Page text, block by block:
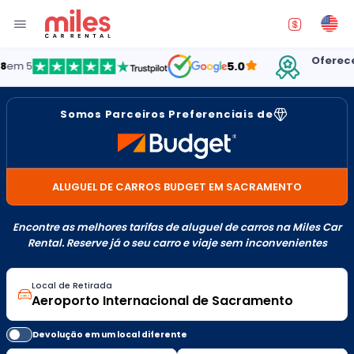
5.0 Oferecendo
Somos Parceiros Preferenciais de
ALUGUEL DE CARROS BUDGET EM SACRAMENTO
Encontre as melhores tarifas de aluguel de carros na Miles Car
Rental. Reserve já o seu carro e viaje sem inconvenientes
Local de Retirada
Devolução em um local diferente